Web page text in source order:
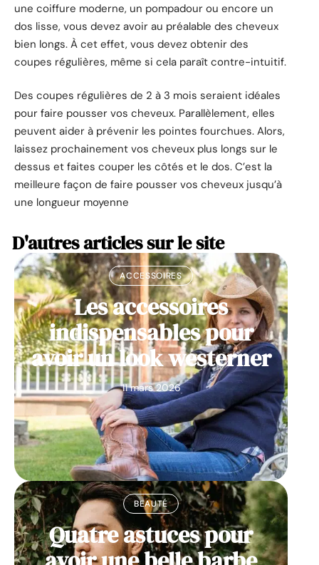
une coiffure moderne, un pompadour ou encore un
dos lisse, vous devez avoir au préalable des cheveux
bien longs. À cet effet, vous devez obtenir des
coupes régulières, même si cela paraît contre-intuitif.
Des coupes régulières de 2 à 3 mois seraient idéales
pour faire pousser vos cheveux. Parallèlement, elles
peuvent aider à prévenir les pointes fourchues. Alors,
laissez prochainement vos cheveux plus longs sur le
dessus et faites couper les côtés et le dos. C’est la
meilleure façon de faire pousser vos cheveux jusqu’à
une longueur moyenne
D'autres articles sur le site
ACCESSOIRES
Les accessoires
indispensables pour
avoir un look westerner
11 mars 2026
BEAUTÉ
Quatre astuces pour